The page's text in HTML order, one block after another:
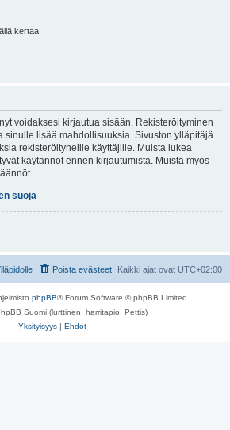
kertaa
voidaksesi kirjautua sisään. Rekisteröityminen
sinulle lisää mahdollisuuksia. Sivuston ylläpitäjä
rekisteröityneille käyttäjille. Muista lukea
käytännöt ennen kirjautumista. Muista myös
suoja
Kaikki ajat ovat UTC+02:00
Poista evästeet
phpBB® Forum Software © phpBB Limited
Suomi (lurttinen, harritapio, Pettis)
Yksityisyys | Ehdot